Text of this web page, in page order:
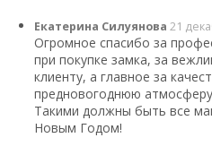
Екатерина Силуянова 21
Огромное спасибо за
при покупке замка, за
клиенту, а главное за
предновогоднюю
Такими должны быть все
Новым Годом!